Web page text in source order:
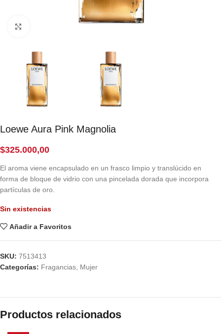
Loewe Aura Pink Magnolia
$325.000,00
El aroma viene encapsulado en un frasco limpio y translúcido en
forma de bloque de vidrio con una pincelada dorada que incorpora
partículas de oro.
Sin existencias
Añadir a Favoritos
SKU: 7513413
Categorías: Fragancias, Mujer
Productos relacionados